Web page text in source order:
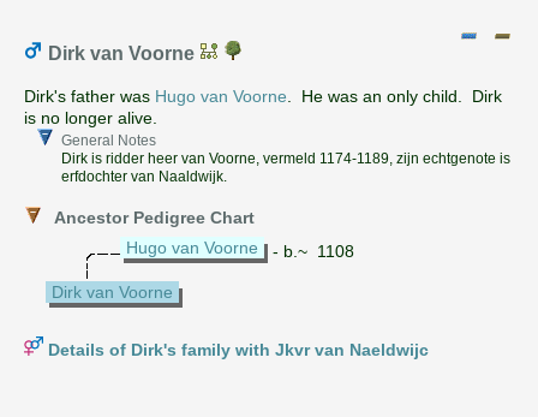
Dirk van Voorne
Dirk's father was Hugo van Voorne . He was an only child. Dirk
is no longer alive.
General Notes
Dirk is ridder heer van Voorne, vermeld 1174-1189, zijn echtgenote is
erfdochter van Naaldwijk.
Ancestor Pedigree Chart
Hugo van Voorne
- b.~ 1108
Dirk van Voorne
Details of Dirk's family with Jkvr van Naeldwijc